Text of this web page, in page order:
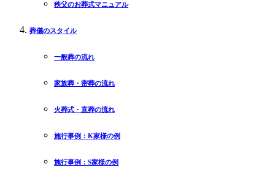
秩父のお葬式マニュアル
葬儀のスタイル
一般葬の流れ
家族葬・密葬の流れ
火葬式・直葬の流れ
施行事例：K家様の例
施行事例：S家様の例